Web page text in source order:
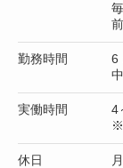
勤務時間
6
実働時間
4
※
休日